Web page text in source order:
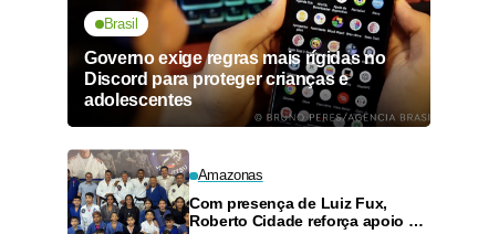
Brasil
Governo exige regras mais rígidas no
Discord para proteger crianças e
adolescentes
Amazonas
Com presença de Luiz Fux,
Roberto Cidade reforça apoio a